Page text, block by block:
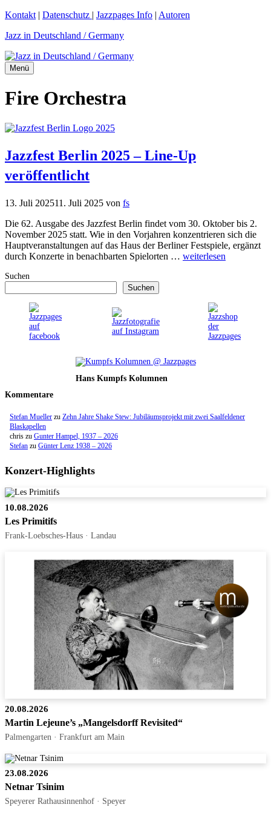
Zum
springen
Kontakt | Datenschutz | Jazzpages Info | Autoren
Jazz in Deutschland / Germany
Menü
Fire Orchestra
Jazzfest Berlin 2025 – Line-Up
veröffentlicht
13. Juli 202511. Juli 2025 von fs
Die 62. Ausgabe des Jazzfest Berlin findet vom 30. Oktober bis 2.
November 2025 statt. Wie in den Vorjahren konzentrieren sich die
Hauptveranstaltungen auf das Haus der Berliner Festspiele, ergänzt
durch Konzerte in benachbarten Spielorten … weiterlesen
Suchen
Suchen
Hans Kumpfs Kolumnen
Kommentare
Stefan Mueller zu Zehn Jahre Shake Stew: Jubiläumsprojekt mit zwei Saalfeldener
Blaskapellen
chris zu Gunter Hampel, 1937 – 2026
Stefan zu Günter Lenz 1938 – 2026
Konzert-Highlights
10.08.2026
Les Primitifs
Frank-Loebsches-Haus · Landau
20.08.2026
Martin Lejeune’s „Mangelsdorff Revisited“
Palmengarten · Frankfurt am Main
23.08.2026
Netnar Tsinim
Speyerer Rathausinnenhof · Speyer